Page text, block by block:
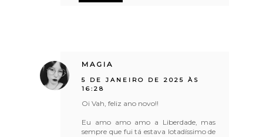
MAGIA
5 DE JANEIRO DE 2025 ÀS
16:28
Oi Vah, feliz ano novo!!
Eu amo amo amo a Liberdade, mas
sempre que fui tá estava lotadíssimo de